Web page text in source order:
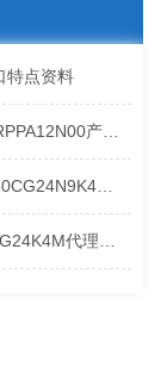
特点资料
REXROTH力士乐柱塞泵A10VSO28DR/31RPPA12N00产品资料简介
REXROTH力士乐电磁阀M-3SED6CK1X/350CG24N9K4进口现货介绍
REXROTH力士乐比例阀DBEM10-7X/350YG24K4M代理资料